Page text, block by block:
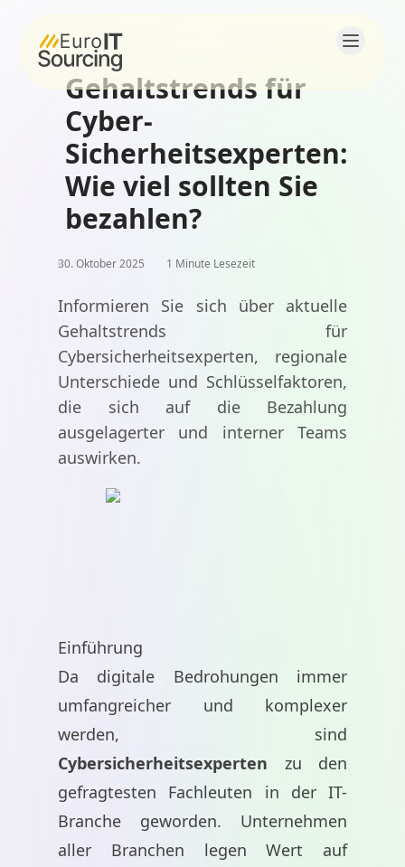
Über uns
Lösungen
Kontakt
Karriere
Gehaltstrends für
Cyber-
Sicherheitsexperten:
Wie viel sollten Sie
bezahlen?
30. Oktober 2025 1 Minute Lesezeit
Informieren Sie sich über aktuelle
Gehaltstrends für
Cybersicherheitsexperten, regionale
Unterschiede und Schlüsselfaktoren,
die sich auf die Bezahlung
ausgelagerter und interner Teams
auswirken.
Einführung
Da digitale Bedrohungen immer
umfangreicher und komplexer
werden, sind
Cybersicherheitsexperten zu den
gefragtesten Fachleuten in der IT-
Branche geworden. Unternehmen
aller Branchen legen Wert auf